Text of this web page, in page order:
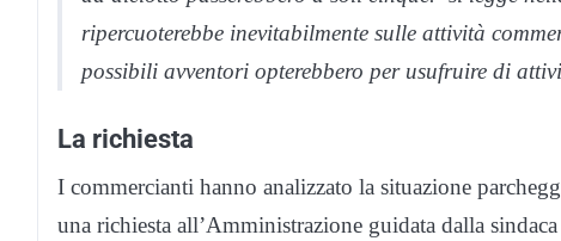
ripercuoterebbe inevitabilmente sulle attività
possibili avventori opterebbero per usufruire di
La richiesta
I commercianti hanno analizzato la situazione
una richiesta all’Amministrazione guidata dalla sindaca